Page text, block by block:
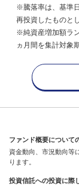
※騰落率は、基準
再投資したものと
※純資産増加額ラ
ヵ月間を集計対象
ファンド概要について
資金動向、市況動向等
ります。
投資信託への投資に際